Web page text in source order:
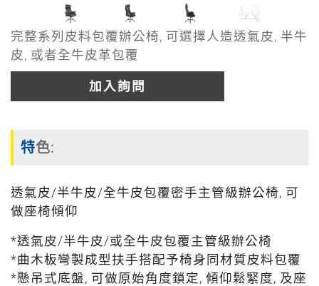
完整系列皮料包覆辦公椅, 可選擇人造透氣皮, 半牛
皮, 或者全牛皮革包覆
加入詢問
特色:
透氣皮/半牛皮/全牛皮包覆密手主管級辦公椅, 可
做座椅傾仰
*透氣皮/半牛皮/或全牛皮包覆主管級辦公椅
*曲木板彎製成型扶手搭配予椅身同材質皮料包覆
*懸吊式底盤, 可做原始角度鎖定, 傾仰鬆緊度, 及座